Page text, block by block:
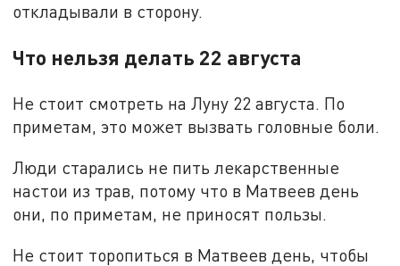
откладывали в сторону.
Что нельзя делать 22 августа
Не стоит смотреть на Луну 22 августа. По
приметам, это может вызвать головные боли.
Люди старались не пить лекарственные
настои из трав, потому что в Матвеев день
они, по приметам, не приносят пользы.
Не стоит торопиться в Матвеев день, чтобы